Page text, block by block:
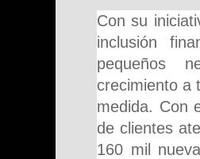
Con su
inclusión
pequeños
crecimiento a
medida. Con
de clientes
160 mil